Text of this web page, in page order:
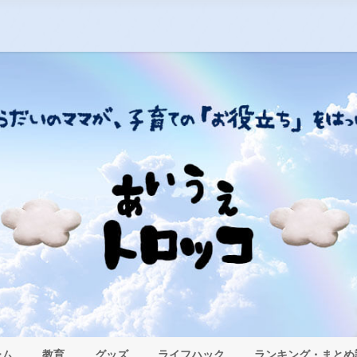
教育 グッズ ライフハック ランキング・まと